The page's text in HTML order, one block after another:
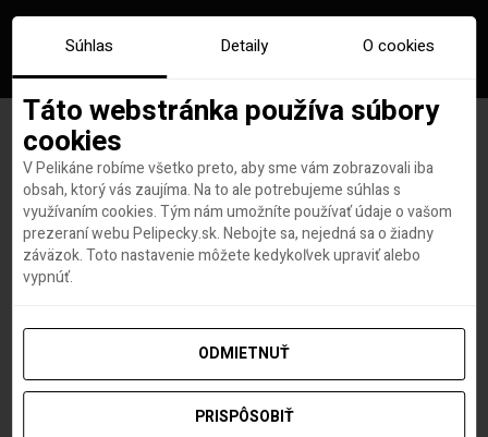
Značka:novy zeland pan
prstenov
Súhlas Detaily O cookies
Táto webstránka používa súbory
cookies
V Pelikáne robíme všetko preto, aby sme vám zobrazovali iba
obsah, ktorý vás zaujíma. Na to ale potrebujeme súhlas s
využívaním cookies. Tým nám umožníte používať údaje o vašom
prezeraní webu Pelipecky.sk. Nebojte sa, nejedná sa o žiadny
záväzok. Toto nastavenie môžete kedykoľvek upraviť alebo
vypnúť.
ODMIETNUŤ
PRISPÔSOBIŤ